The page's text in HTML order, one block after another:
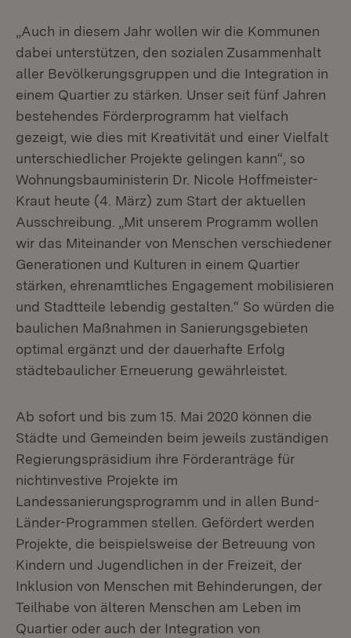
„Auch in diesem Jahr wollen wir die Kommunen
dabei unterstützen, den sozialen Zusammenhalt
aller Bevölkerungsgruppen und die Integration in
einem Quartier zu stärken. Unser seit fünf Jahren
bestehendes Förderprogramm hat vielfach
gezeigt, wie dies mit Kreativität und einer Vielfalt
unterschiedlicher Projekte gelingen kann“, so
Wohnungsbauministerin Dr. Nicole Hoffmeister-
Kraut heute (4. März) zum Start der aktuellen
Ausschreibung. „Mit unserem Programm wollen
wir das Miteinander von Menschen verschiedener
Generationen und Kulturen in einem Quartier
stärken, ehrenamtliches Engagement mobilisieren
und Stadtteile lebendig gestalten.“ So würden die
baulichen Maßnahmen in Sanierungsgebieten
optimal ergänzt und der dauerhafte Erfolg
städtebaulicher Erneuerung gewährleistet.
Ab sofort und bis zum 15. Mai 2020 können die
Städte und Gemeinden beim jeweils zuständigen
Regierungspräsidium ihre Förderanträge für
nichtinvestive Projekte im
Landessanierungsprogramm und in allen Bund-
Länder-Programmen stellen. Gefördert werden
Projekte, die beispielsweise der Betreuung von
Kindern und Jugendlichen in der Freizeit, der
Inklusion von Menschen mit Behinderungen, der
Teilhabe von älteren Menschen am Leben im
Quartier oder auch der Integration von